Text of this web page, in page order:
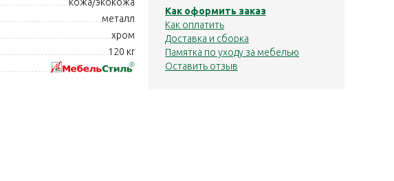
металл
хром
120 кг
Как оформить заказ
Как оплатить
Доставка и сборка
Памятка по уходу за мебелью
Оставить отзыв